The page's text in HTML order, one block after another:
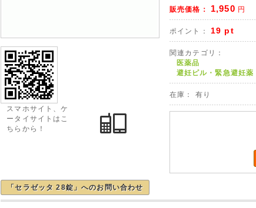
スマホサイト、ケ
ータイサイトはこ
ちらから！
販売価格： 1,950 円
ポイント： 19 pt
関連カテゴリ：
医薬品
避妊ピル・緊急避妊薬
在庫： 有り
「セラゼッタ 28錠」へのお問い合わせ